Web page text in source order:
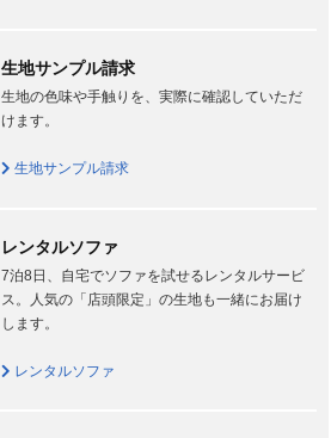
生地サンプル請求
生地の色味や手触りを、実際に確認していただ
けます。
生地サンプル請求
レンタルソファ
7泊8日、自宅でソファを試せるレンタルサービ
ス。人気の「店頭限定」の生地も一緒にお届け
します。
レンタルソファ